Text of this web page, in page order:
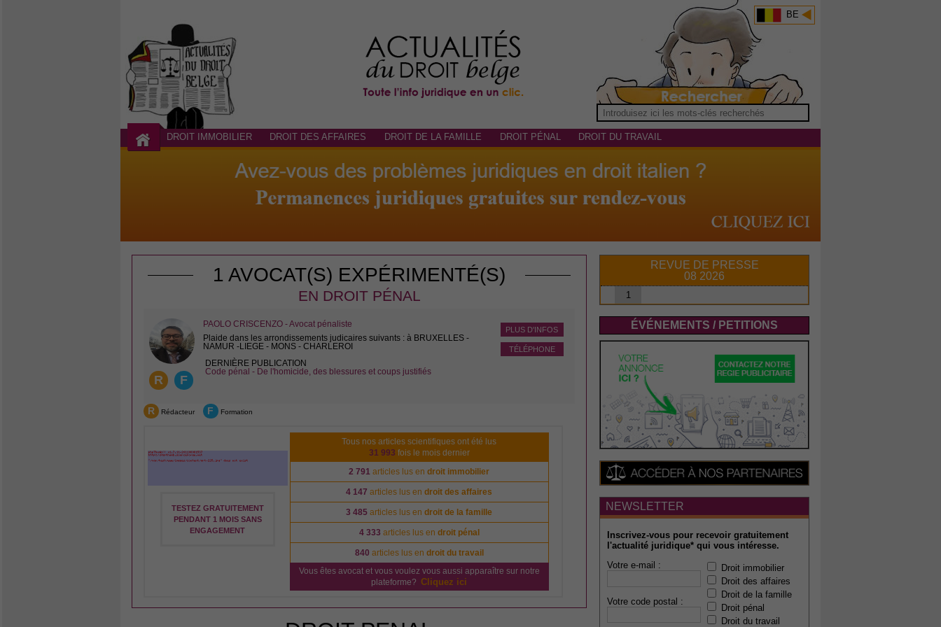
BE
DROIT IMMOBILIER DROIT DES AFFAIRES DROIT DE LA FAMILLE DROIT PÉNAL DROIT DU TRAVAIL
1 AVOCAT(S) EXPÉRIMENTÉ(S)
EN DROIT PÉNAL
R F
PLUS D'INFOS
TÉLÉPHONE
PAOLO CRISCENZO - Avocat pénaliste
Plaide dans les arrondissements judicaires suivants : à BRUXELLES -
NAMUR -LIEGE - MONS - CHARLEROI
DERNIÈRE PUBLICATION
Code pénal - De l'homicide, des blessures et coups justifiés
R Rédacteur F Formation
TESTEZ GRATUITEMENT
PENDANT 1 MOIS SANS
ENGAGEMENT
Tous nos articles scientifiques ont été lus
31 993 fois le mois dernier
2 791 articles lus endroit immobilier
4 147 articles lus endroit des affaires
3 485 articles lus endroit de la famille
4 333 articles lus en droit pénal
840 articles lus en droit du travail
Vous êtes avocat et vous voulez vous aussi apparaître sur notre
plateforme? Cliquez ici
REVUE DE PRESSE
08 2026
1
ÉVÉNEMENTS / PETITIONS
NEWSLETTER
Inscrivez-vous pour recevoir gratuitement
l'actualité juridique* qui vous intéresse.
Votre e-mail :
Votre code postal :
Droit immobilier
Droit des affaires
Droit de la famille
Droit pénal
Droit du travail